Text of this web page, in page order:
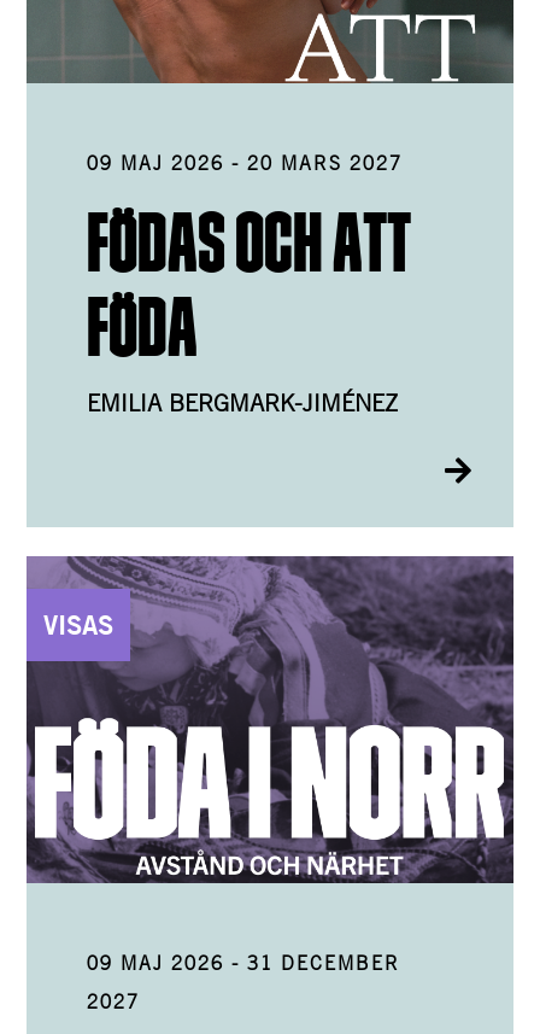
09 MAJ 2026 -20 MARS 2027
FÖDAS OCH ATT
FÖDA
EMILIA BERGMARK-JIMÉNEZ
VISAS
09 MAJ 2026 -31 DECEMBER
2027